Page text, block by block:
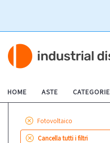
HOME ASTE CATEGORIE
Fotovoltaico
Cancella tutti i filtri